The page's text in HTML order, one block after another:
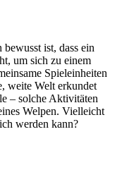
ist, dass ein
um sich zu einem
Spieleinheiten
weite Welt erkundet
– solche Aktivitäten
Welpen. Vielleicht
werden kann?